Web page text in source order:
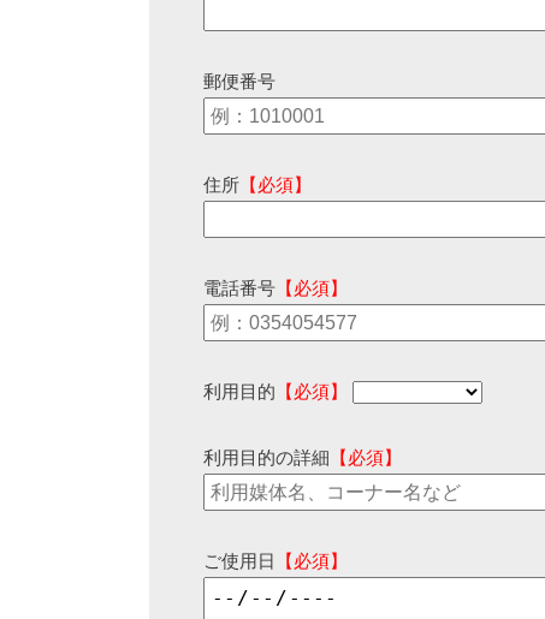
郵便番号
住所 【必須】
電話番号 【必須】
利用目的 【必須】
利用目的の詳細 【必須】
ご使用日 【必須】